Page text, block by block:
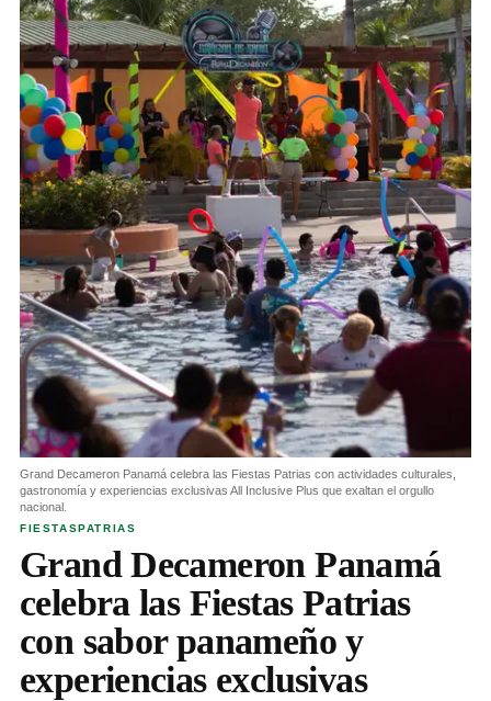
FIESTASPATRIAS
Grand Decameron Panamá
celebra las Fiestas Patrias
con sabor panameño y
experiencias exclusivas
Grand Decameron Panamá celebra las Fiestas Patrias con actividades culturales,
gastronomía y experiencias exclusivas All Inclusive Plus que exaltan el orgullo
nacional.